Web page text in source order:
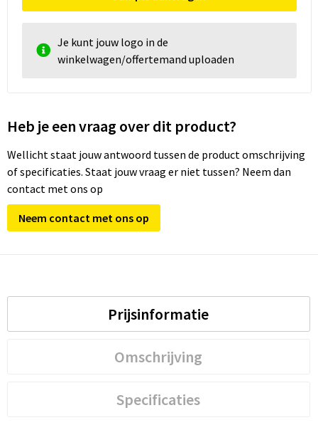
Je kunt jouw logo in de
winkelwagen/offertemand uploaden
Heb je een vraag over dit product?
Wellicht staat jouw antwoord tussen de product omschrijving
of specificaties. Staat jouw vraag er niet tussen? Neem dan
contact met ons op
Neem contact met ons op
Prijsinformatie
Omschrijving
Specificaties